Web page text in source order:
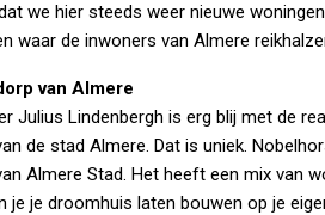
we hier steeds weer nieuwe
waar de inwoners van Almere
van Almere
Julius Lindenbergh is erg blij met de
de stad Almere. Dat is uniek.
Almere Stad. Het heeft een mix van
je je droomhuis laten bouwen op je